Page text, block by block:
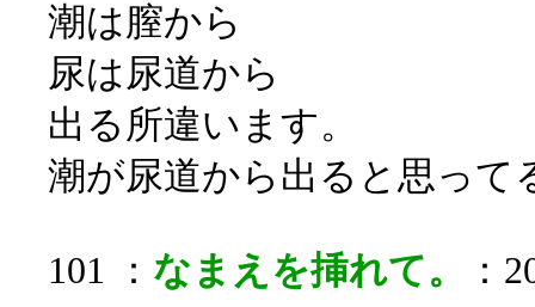
潮は膣から
尿は尿道から
出る所違います。
潮が尿道から出ると思って
101 ： なまえを挿れて。 ：